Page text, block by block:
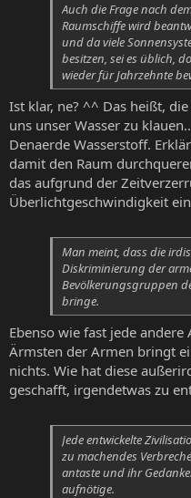
Auch die Frage nach
Raumschiffe wird
und da viele
besitzen, sei es üblich,
wieder für Jahrzehnte
Ist klar, ne? ^^ Das heißt,
uns unser Wasser zu
Denaerde Wasserstoff.
damit den Raum
das aufgrund der
Überlichtgeschwindigkeit
Man meint, dass die
Diskriminierung der
Bevölkerungsgruppen
bringe.
Ebenso wie fast jede
Ärmsten der Armen bringt
nichts. Wie hat diese
geschafft, irgendetwas zu
Jede entwickelte
zu machendes
antaste und ihr
aufnötige.